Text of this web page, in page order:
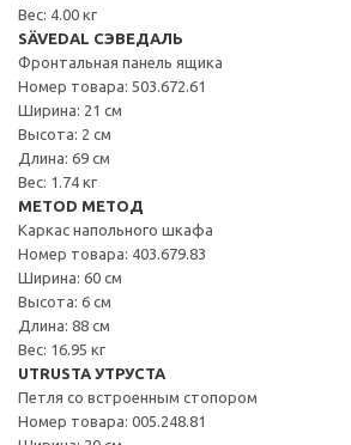
Вес: 4.00 кг
SÄVEDAL СЭВЕДАЛЬ
Фронтальная панель ящика
Номер товара: 503.672.61
Ширина: 21 см
Высота: 2 см
Длина: 69 см
Вес: 1.74 кг
METOD МЕТОД
Каркас напольного шкафа
Номер товара: 403.679.83
Ширина: 60 см
Высота: 6 см
Длина: 88 см
Вес: 16.95 кг
UTRUSTA УТРУСТА
Петля со встроенным стопором
Номер товара: 005.248.81